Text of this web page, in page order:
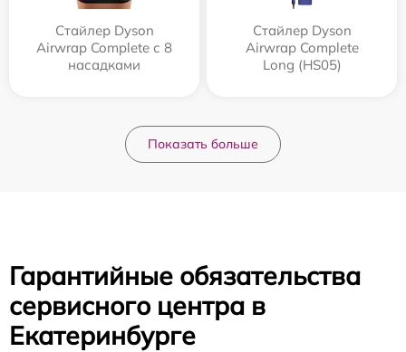
Стайлер Dyson
Airwrap Complete с 8
насадками
Стайлер Dyson
Airwrap Complete
Long (HS05)
Показать больше
Гарантийные обязательства
сервисного центра в
Екатеринбурге